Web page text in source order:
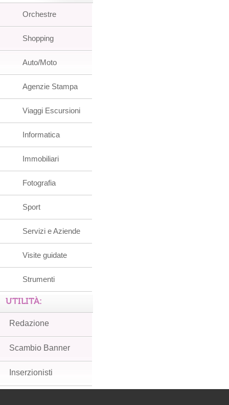
Orchestre
Shopping
Auto/Moto
Agenzie Stampa
Viaggi Escursioni
Informatica
Immobiliari
Fotografia
Sport
Servizi e Aziende
Visite guidate
Strumenti
UTILITÀ:
Redazione
Scambio Banner
Inserzionisti